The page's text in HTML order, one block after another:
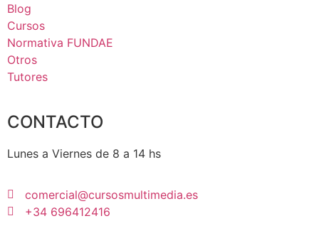
Blog
Cursos
Normativa FUNDAE
Otros
Tutores
CONTACTO
Lunes a Viernes de 8 a 14 hs
comercial@cursosmultimedia.es
+34 696412416